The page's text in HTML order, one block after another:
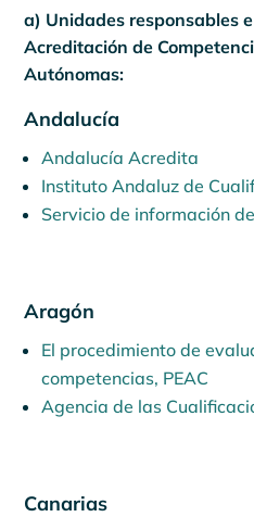
a) Unidades responsables
Acreditación de
Autónomas:
Andalucía
Andalucía Acredita
Instituto Andaluz de
Servicio de información
Aragón
El procedimiento de
competencias, PEAC
Agencia de las
Canarias